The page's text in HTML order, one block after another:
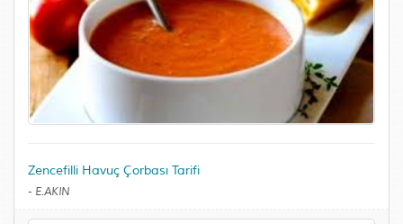
Zencefilli Havuç Çorbası Tarifi
- E.AKIN